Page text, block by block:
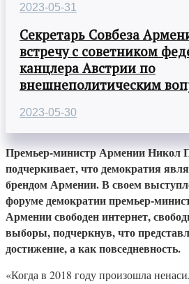
2023-05-31
Секретарь Совбеза
встречу с советником
канцлера Австрии по
внешнеполитическим
2023-05-30
Премьер-министр Армении Никол
подчеркивает, что демократия
брендом Армении. В своем
форуме демократии премьер-
Армении свободен интернет,
выборы, подчеркнув, что
достижение, а как повседневность.
«Когда в 2018 году произошла